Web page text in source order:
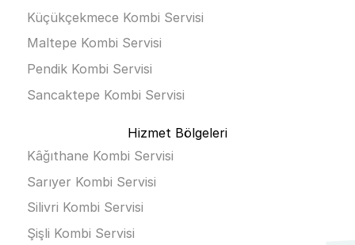
Küçükçekmece Kombi Servisi
Maltepe Kombi Servisi
Pendik Kombi Servisi
Sancaktepe Kombi Servisi
Hizmet Bölgeleri
Kâğıthane Kombi Servisi
Sarıyer Kombi Servisi
Silivri Kombi Servisi
Şişli Kombi Servisi